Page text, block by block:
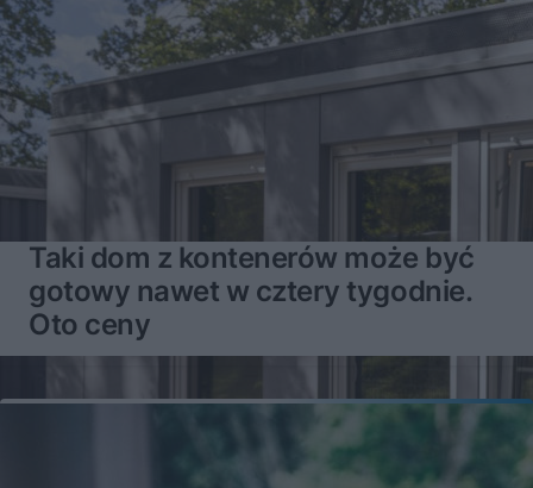
Taki dom z kontenerów może być
gotowy nawet w cztery tygodnie.
Oto ceny